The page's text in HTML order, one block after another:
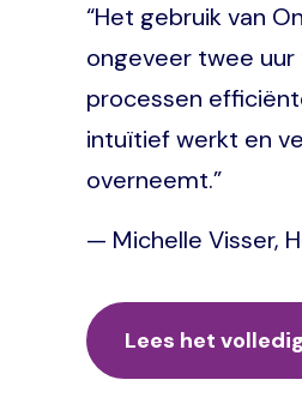
“Het gebruik van
ongeveer twee uur
processen
intuïtief werkt en
overneemt.”
— Michelle Visser,
Lees het